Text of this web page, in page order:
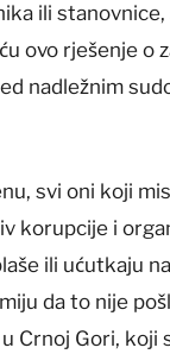
ili stanovnice,
ovo rješenje o
nadležnim
svi oni koji
korupcije i
ili ućutkaju
da to nije
Crnoj Gori, koji